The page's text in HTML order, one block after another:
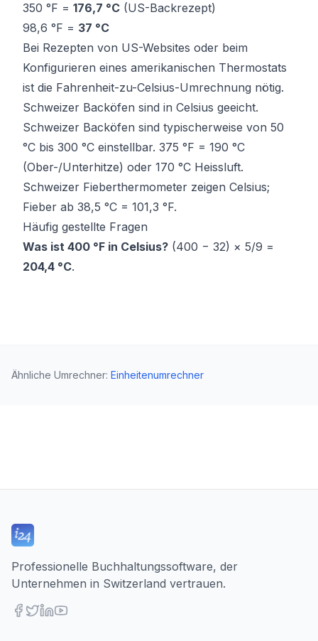
350 °F = 176,7 °C (US-Backrezept)
98,6 °F = 37 °C
Bei Rezepten von US-Websites oder beim
Konfigurieren eines amerikanischen Thermostats
ist die Fahrenheit-zu-Celsius-Umrechnung nötig.
Schweizer Backöfen sind in Celsius geeicht.
Schweizer Backöfen sind typischerweise von 50
°C bis 300 °C einstellbar. 375 °F = 190 °C
(Ober-/Unterhitze) oder 170 °C Heissluft.
Schweizer Fieberthermometer zeigen Celsius;
Fieber ab 38,5 °C = 101,3 °F.
Häufig gestellte Fragen
Was ist 400 °F in Celsius? (400 − 32) × 5/9 =
204,4 °C.
Ähnliche Umrechner: Einheitenumrechner
Professionelle Buchhaltungssoftware, der
Unternehmen in Switzerland vertrauen.